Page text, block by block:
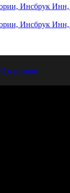
Инсбрук
Инсбрук
О компании